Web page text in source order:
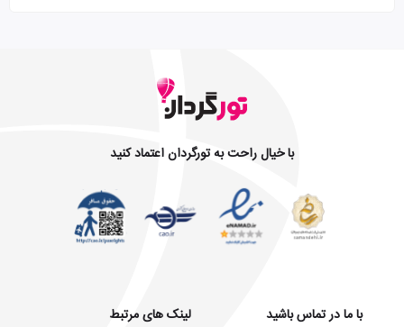
با خیال راحت به تورگردان اعتماد کنید
با ما در تماس باشید
لینک های مرتبط